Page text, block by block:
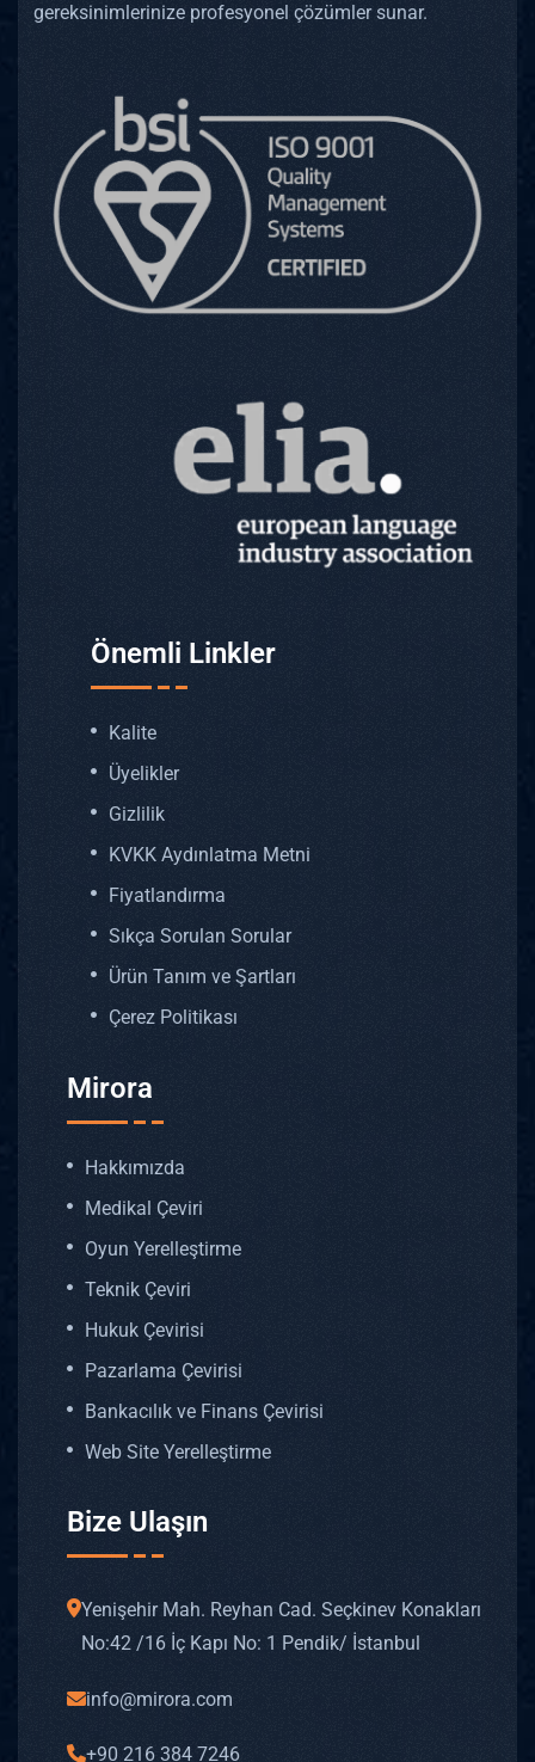
gereksinimlerinize profesyonel çözümler sunar.
Önemli Linkler
Kalite
Üyelikler
Gizlilik
KVKK Aydınlatma Metni
Fiyatlandırma
Sıkça Sorulan Sorular
Ürün Tanım ve Şartları
Çerez Politikası
Mirora
Hakkımızda
Medikal Çeviri
Oyun Yerelleştirme
Teknik Çeviri
Hukuk Çevirisi
Pazarlama Çevirisi
Bankacılık ve Finans Çevirisi
Web Site Yerelleştirme
Bize Ulaşın
Yenişehir Mah. Reyhan Cad. Seçkinev Konakları
No: 42 /16 İç Kapı No: 1 Pendik/ İstanbul
info@mirora.com
+90 216 384 7246